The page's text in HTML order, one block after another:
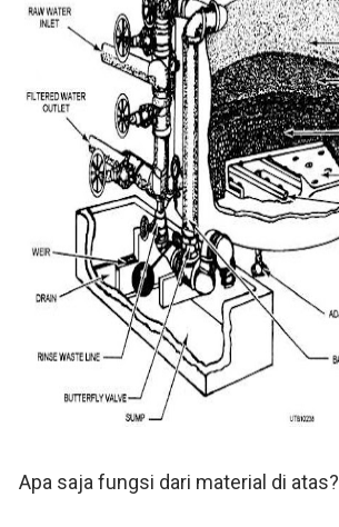
Apa saja fungsi dari material di atas?